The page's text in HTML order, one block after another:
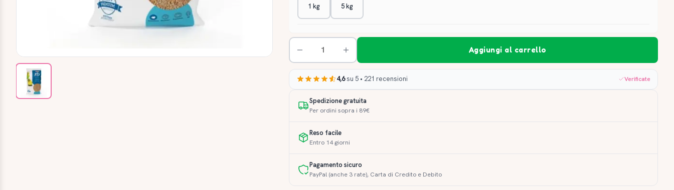
1 kg 5 kg
Aggiungi al carrello
4,6su 5 • 221 recensioni Verificate
Spedizione gratuita
Per ordini sopra i 89€
Reso facile
Entro 14 giorni
Pagamento sicuro
PayPal (anche 3 rate), Carta di Credito e Debito